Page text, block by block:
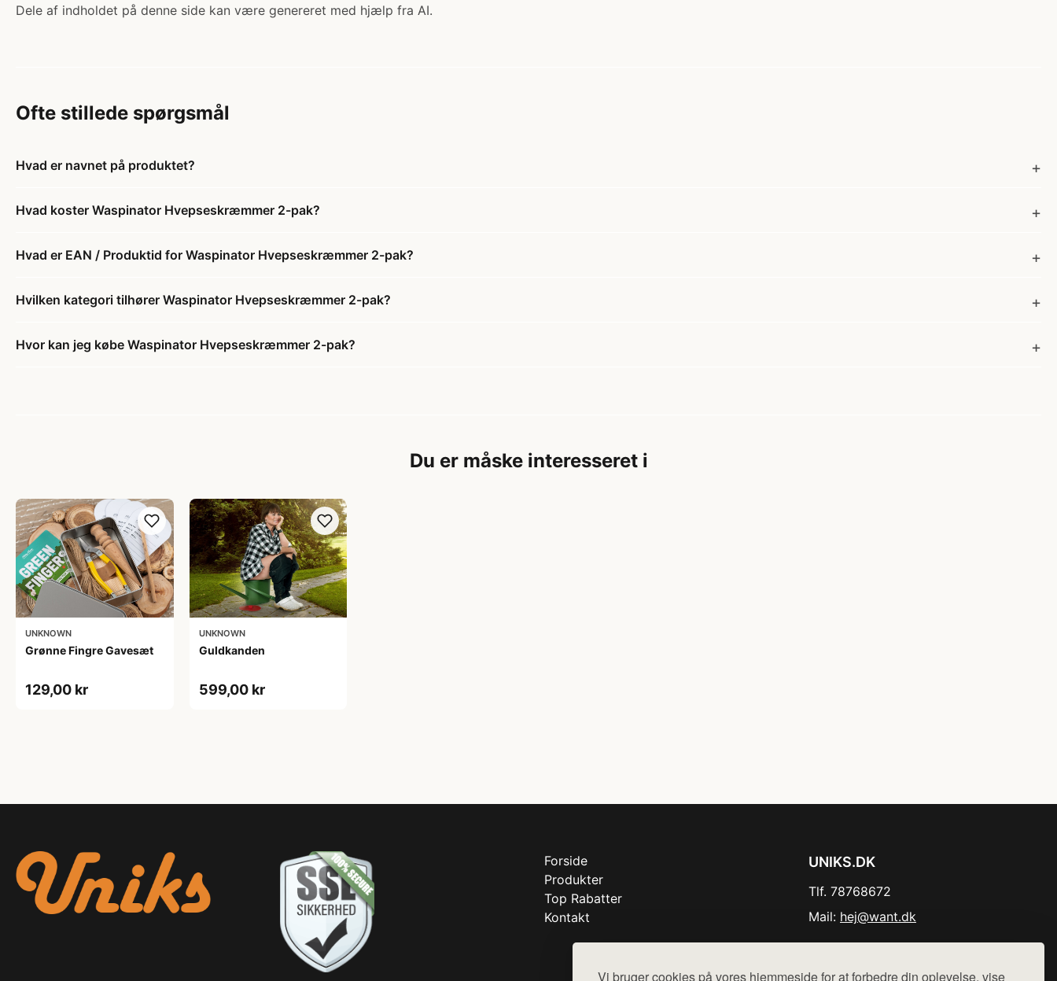
Vi bruger cookies på vores hjemmeside for at forbedre din oplevelse, vise
Dele af indholdet på denne side kan være genereret med hjælp fra AI.
Ofte stillede spørgsmål
Hvad er navnet på produktet?
Hvad koster Waspinator Hvepseskræmmer 2-pak?
Hvad er EAN / Produktid for Waspinator Hvepseskræmmer 2-pak?
Hvilken kategori tilhører Waspinator Hvepseskræmmer 2-pak?
Hvor kan jeg købe Waspinator Hvepseskræmmer 2-pak?
Du er måske interesseret i
UNKNOWN
Grønne Fingre Gavesæt
129,00 kr
UNKNOWN
Guldkanden
599,00 kr
Forside
Produkter
Top Rabatter
Kontakt
UNIKS.DK
Tlf. 78768672
Mail: hej@want.dk